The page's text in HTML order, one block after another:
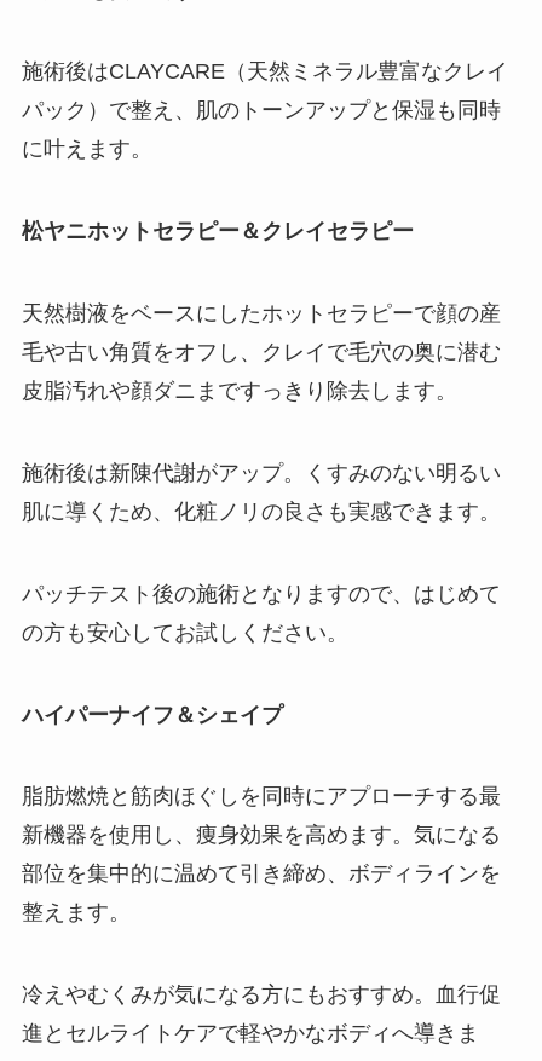
施術後はCLAYCARE（天然ミネラル豊富なクレイ
パック）で整え、肌のトーンアップと保湿も同時
に叶えます。
松ヤニホットセラピー＆クレイセラピー
天然樹液をベースにしたホットセラピーで顔の産
毛や古い角質をオフし、クレイで毛穴の奥に潜む
皮脂汚れや顔ダニまですっきり除去します。
施術後は新陳代謝がアップ。くすみのない明るい
肌に導くため、化粧ノリの良さも実感できます。
パッチテスト後の施術となりますので、はじめて
の方も安心してお試しください。
ハイパーナイフ＆シェイプ
脂肪燃焼と筋肉ほぐしを同時にアプローチする最
新機器を使用し、痩身効果を高めます。気になる
部位を集中的に温めて引き締め、ボディラインを
整えます。
冷えやむくみが気になる方にもおすすめ。血行促
進とセルライトケアで軽やかなボディへ導きま